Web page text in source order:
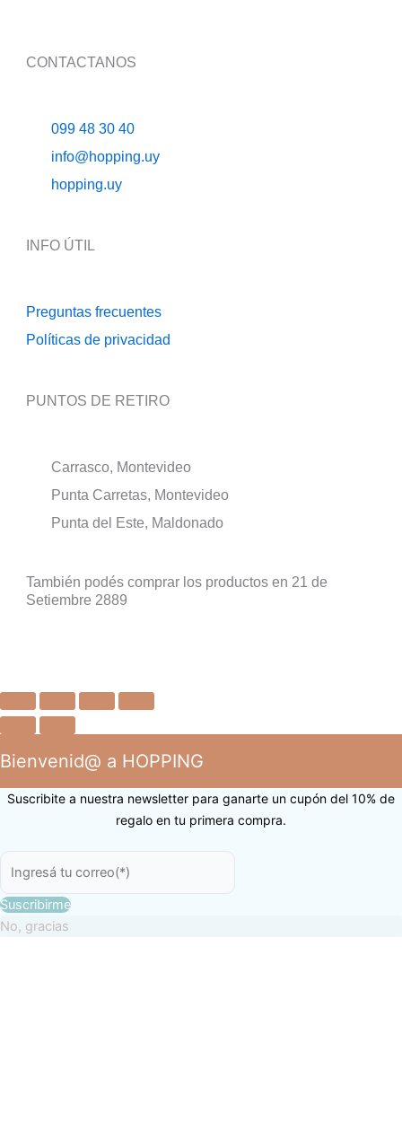
CONTACTANOS
099 48 30 40
info@hopping.uy
hopping.uy
INFO ÚTIL
Preguntas frecuentes
Políticas de privacidad
PUNTOS DE RETIRO
Carrasco, Montevideo
Punta Carretas, Montevideo
Punta del Este, Maldonado
También podés comprar los productos en 21 de
Setiembre 2889
Bienvenid@ a HOPPING
Suscribite a nuestra newsletter para ganarte un cupón del 10% de
regalo en tu primera compra.
Suscribirme
No, gracias